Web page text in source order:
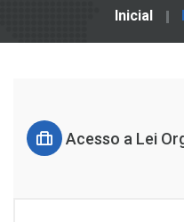
Inicial
Acesso a Lei